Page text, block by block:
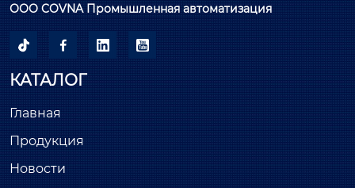
ООО COVNA Промышленная автоматизация
   
КАТАЛОГ
Главная
Продукция
Новости